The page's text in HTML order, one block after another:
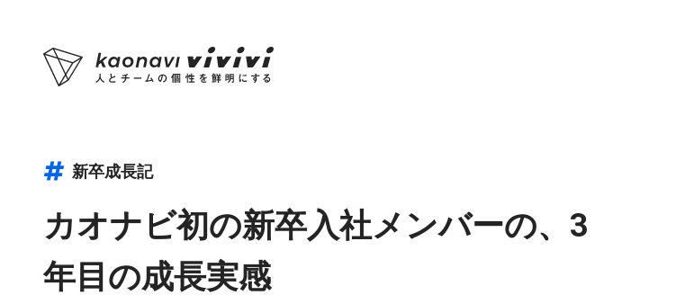
新卒成長記
カオナビ初の新卒入社メンバーの、3
年目の成長実感